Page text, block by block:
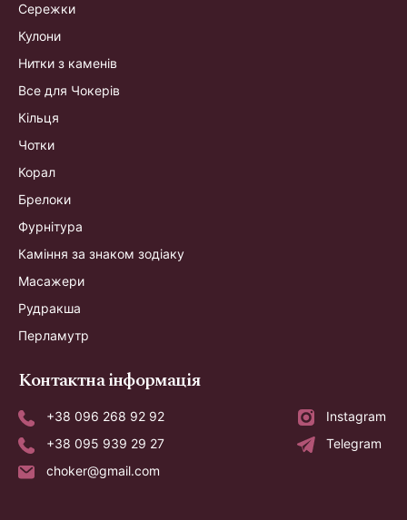
Сережки
Кулони
Нитки з каменів
Все для Чокерів
Кільця
Чотки
Корал
Брелоки
Фурнітура
Каміння за знаком зодіаку
Масажери
Рудракша
Перламутр
Контактна інформація
+38 096 268 92 92
Instagram
+38 095 939 29 27
Telegram
choker@gmail.com